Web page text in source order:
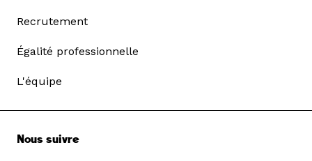
Recrutement
Égalité professionnelle
L'équipe
Nous suivre